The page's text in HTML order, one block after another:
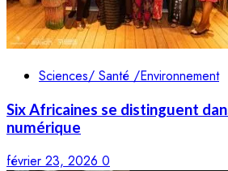
Sciences/ Santé /Environnement
Six Africaines se distinguent
numérique
février 23, 2026 0